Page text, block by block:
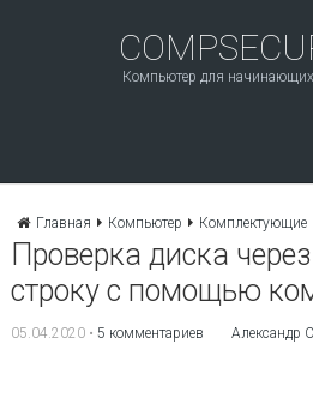
Компьютер для начинающих
Главная Компьютер Комплектующие
Проверка диска
строку с помощью
05.04.2020• 5 комментариев Александр